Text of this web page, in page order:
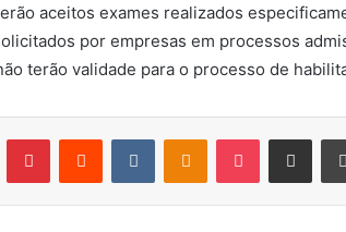
aceitos exames realizados
por empresas em processos
terão validade para o processo de